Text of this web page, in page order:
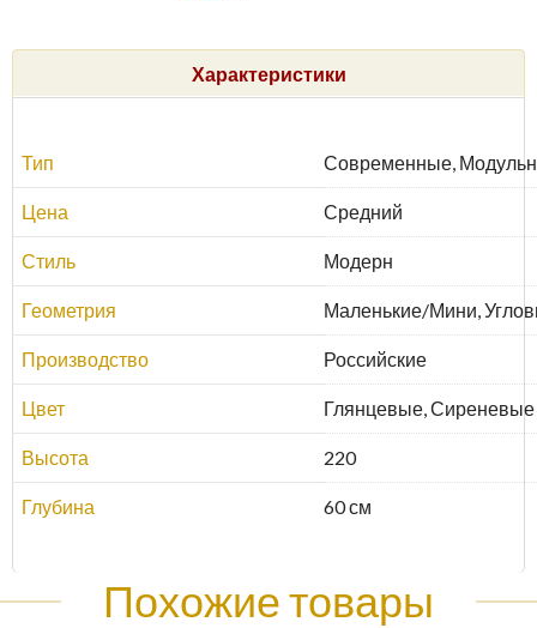
Характеристики
Тип Современные,
Цена Средний
Стиль Модерн
Геометрия Маленькие/Мини,
Производство Российские
Цвет Глянцевые, Сиреневые
Высота 220
Глубина 60 см
Похожие товары